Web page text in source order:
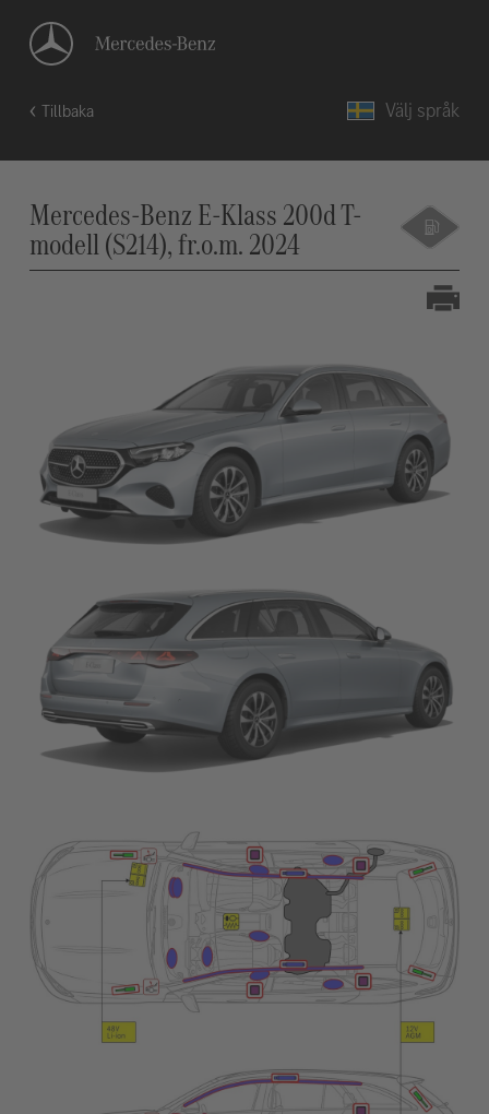
Tillbaka Välj språk
Mercedes-Benz E-Klass 200d T-
modell (S214), fr.o.m. 2024